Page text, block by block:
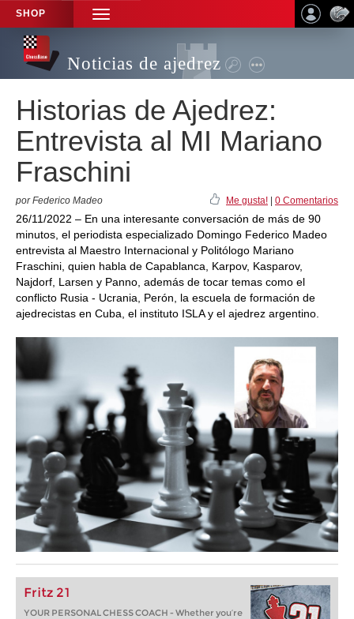
SHOP
TOGGLE
NAVIGATION
Noticias de ajedrez
Historias de Ajedrez:
Entrevista al MI Mariano
Fraschini
por Federico Madeo Me gusta! 0 Comentarios
26/11/2022 – En una interesante conversación de más de 90
minutos, el periodista especializado Domingo Federico Madeo
entrevista al Maestro Internacional y Politólogo Mariano
Fraschini, quien habla de Capablanca, Karpov, Kasparov,
Najdorf, Larsen y Panno, además de tocar temas como el
conflicto Rusia - Ucrania, Perón, la escuela de formación de
ajedrecistas en Cuba, el instituto ISLA y el ajedrez argentino.
Fritz 21
YOUR PERSONAL CHESS COACH - Whether you’re